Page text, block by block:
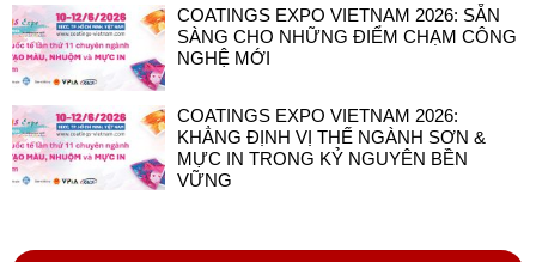
COATINGS EXPO VIETNAM 2026: SẴN
SÀNG CHO NHỮNG ĐIỂM CHẠM CÔNG
NGHỆ MỚI
COATINGS EXPO VIETNAM 2026:
KHẲNG ĐỊNH VỊ THẾ NGÀNH SƠN &
MỰC IN TRONG KỶ NGUYÊN BỀN
VỮNG